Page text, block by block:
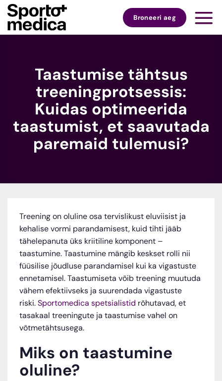
Skip
content
Broneeri aeg
Taastumise tähtsus
treeningprotsessis:
Kuidas optimeerida
taastumist, et saavutada
paremaid tulemusi?
Treening on oluline osa tervislikust eluviisist ja
kehalise vormi parandamisest, kuid tihti jääb
tähelepanuta üks kriitiline komponent –
taastumine. Taastumine mängib keskset rolli nii
füüsilise jõudluse parandamisel kui ka vigastuste
ennetamisel. Taastumiseta võib treening muutuda
vähem efektiivseks ja suurendada vigastuste
riski.Sportomedica spetsialistid rõhutavad, et
tasakaal treeningute ja taastumise vahel on
võtmetähtsusega.
Miks on taastumine
oluline?